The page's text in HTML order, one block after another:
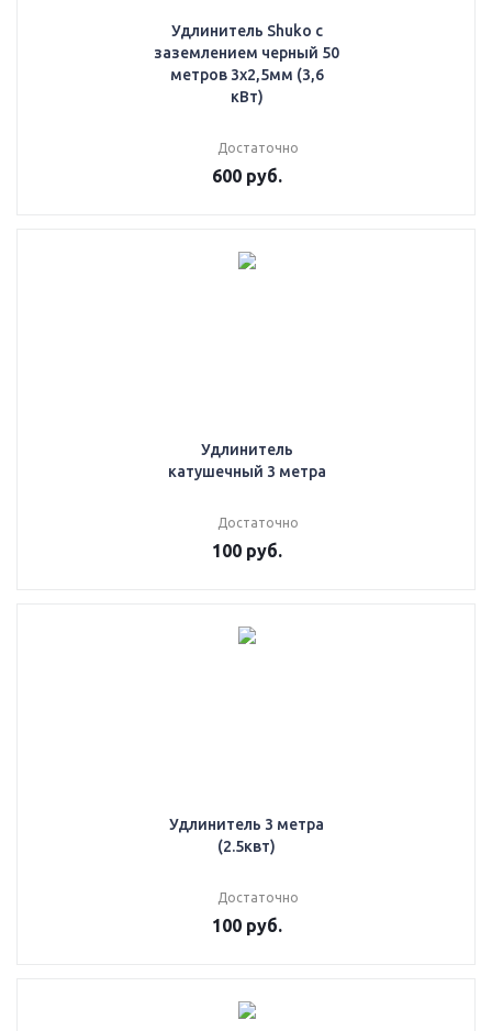
Удлинитель Shuko с
заземлением черный 50
метров 3х2,5мм (3,6
кВт)
Достаточно
600руб.
Удлинитель
катушечный 3 метра
Достаточно
100руб.
Удлинитель 3 метра
(2.5квт)
Достаточно
100руб.